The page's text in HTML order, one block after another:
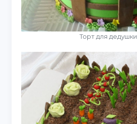
Торт для дедушки